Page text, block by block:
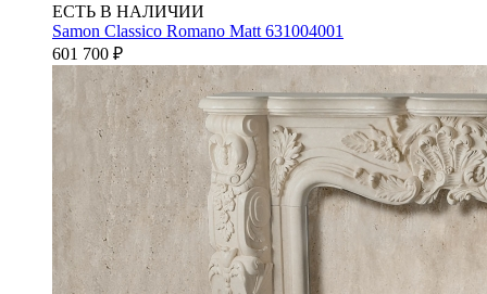
ЕСТЬ В НАЛИЧИИ
Samon Classico Romano Matt 631004001
601 700 ₽